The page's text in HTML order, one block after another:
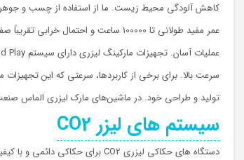
کاهش آلودگی محیط زیست. ما از استفاده از چسب و
عمر مفید طولانی تا 100000 ساعت و احتمال خرابی تقریباً صفر. علاوه بر این، این لیزر عملاً بدون تعمیر و نگهداری است.
عملیات آسان. تجهیزات مارکینگ لیزری دارای سیستم Plug and Play و نرم افزار لیزری است که کار با آن و یادگیری استفاده از آن آسان است.
سرعت بالا. برای برخی از کاربردها، سرعتی که این تجهیزات می تواند
تولید و طراحی خود. در ماشین‌های مارک لیزری الماس
سیستم های لیزر CO2